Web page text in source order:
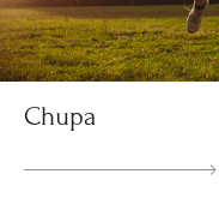
Chupa